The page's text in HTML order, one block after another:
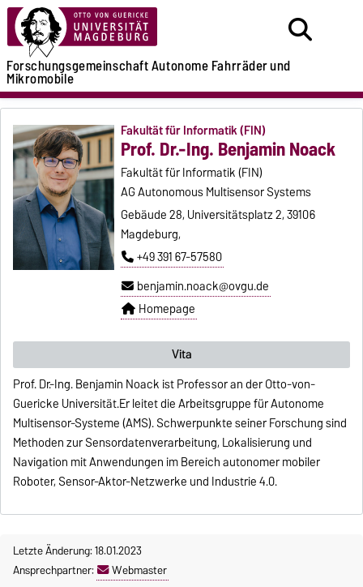
ForschungsgemeinschaftAutonome Fahrräderund
Mikromobile
Fakultät für Informatik (FIN)
Prof. Dr.-Ing. Benjamin Noack
Fakultät für Informatik (FIN)
AG Autonomous Multisensor Systems
Gebäude 28, Universitätsplatz 2, 39106
Magdeburg,
+49 391 67-57580
benjamin.noack@ovgu.de
Homepage
Vita
Prof. Dr.-Ing. Benjamin Noack ist Professor an der Otto-von-
Guericke Universität.Er leitet die Arbeitsgruppe für Autonome
Multisensor-Systeme (AMS). Schwerpunkte seiner Forschung sind
Methoden zur Sensordatenverarbeitung, Lokalisierung und
Navigation mit Anwendungen im Bereich autonomer mobiler
Roboter, Sensor-Aktor-Netzwerke und Industrie 4.0.
Letzte Änderung: 18.01.2023
Ansprechpartner:
Webmaster